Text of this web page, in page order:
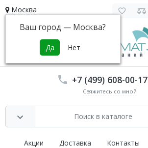
Москва
Ваш город — Москва?
+7 (499) 608-00-17
Свяжитесь со мной
Акции Доставка Контакты